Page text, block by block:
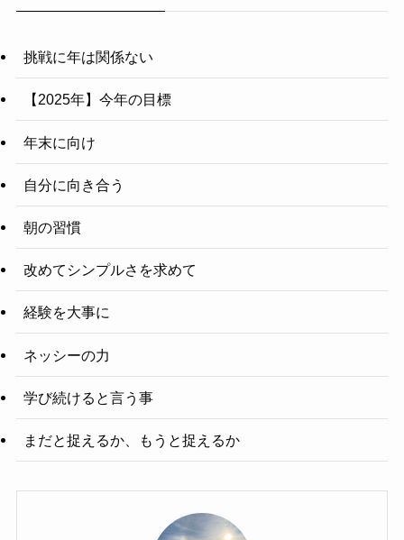
挑戦に年は関係ない
【2025年】今年の目標
年末に向け
自分に向き合う
朝の習慣
改めてシンプルさを求めて
経験を大事に
ネッシーの力
学び続けると言う事
まだと捉えるか、もうと捉えるか